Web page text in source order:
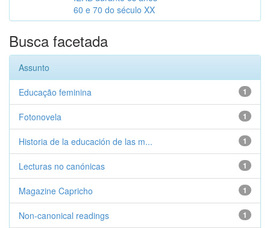
60 e 70 do século XX
Busca facetada
Assunto
1
Educação feminina
1
Fotonovela
1
Historia de la educación de las m...
1
Lecturas no canónicas
1
Magazine Capricho
1
Non-canonical readings